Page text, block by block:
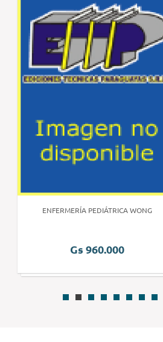
ENFERMERÍA PEDIÁTRICA WONG
Gs 960.000